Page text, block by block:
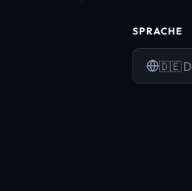
SPRACHE
🇩🇪